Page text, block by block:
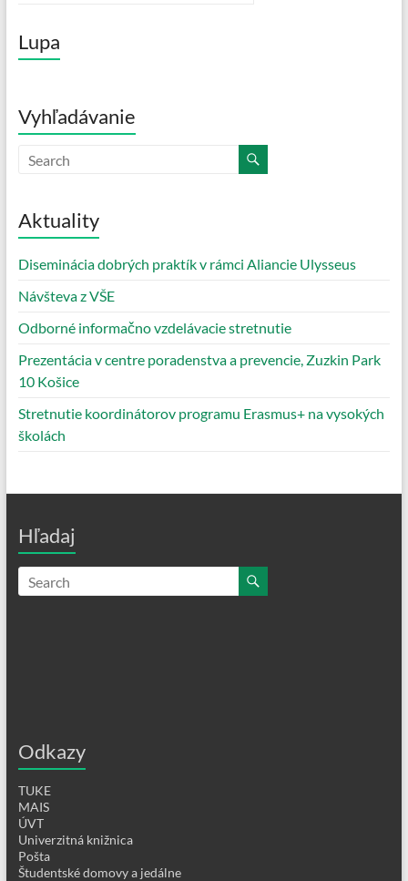
Lupa
Vyhľadávanie
Aktuality
Diseminácia dobrých praktík v rámci Aliancie Ulysseus
Návšteva z VŠE
Odborné informačno vzdelávacie stretnutie
Prezentácia v centre poradenstva a prevencie, Zuzkin Park
10 Košice
Stretnutie koordinátorov programu Erasmus+ na vysokých
školách
Hľadaj
Odkazy
TUKE
MAIS
ÚVT
Univerzitná knižnica
Pošta
Študentské domovy a jedálne